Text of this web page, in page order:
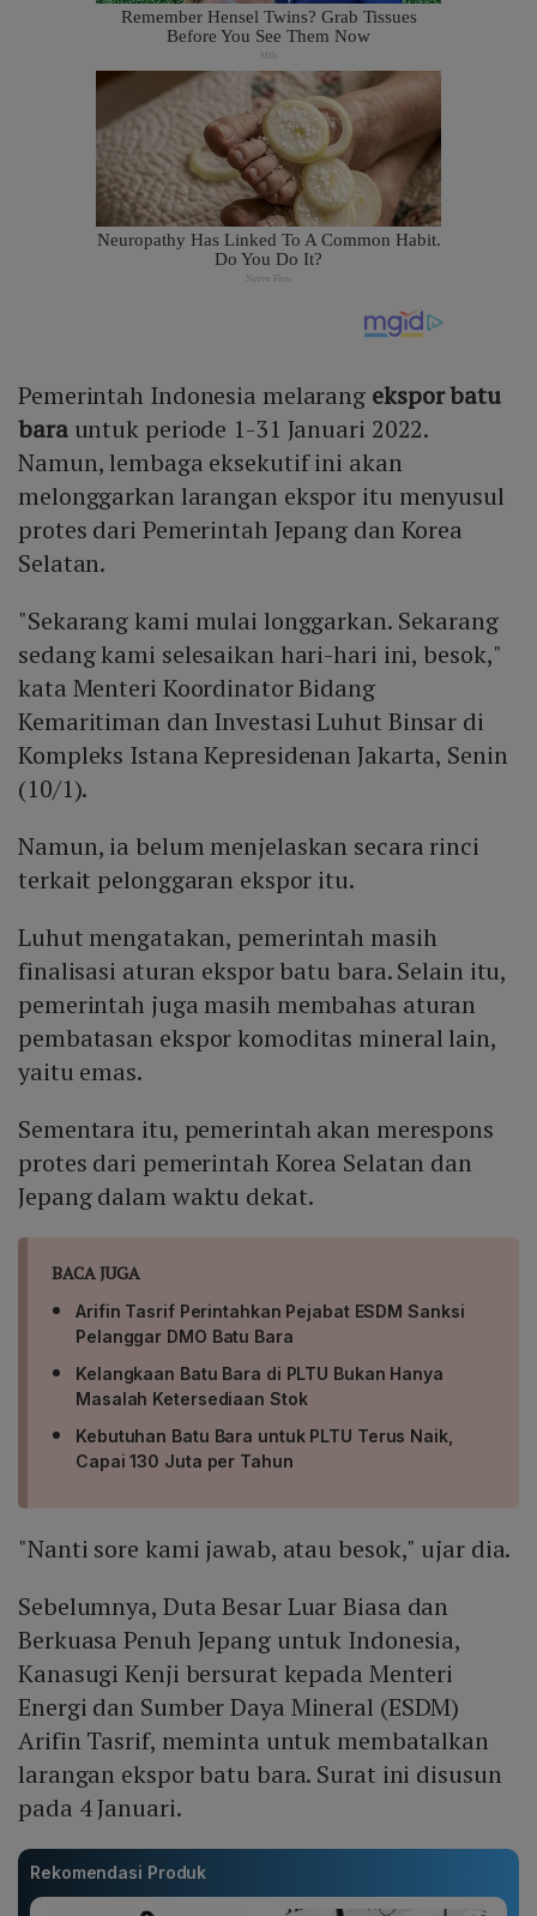
Pemerintah Indonesia melarang ekspor batu
bara untuk periode 1-31 Januari 2022.
Namun, lembaga eksekutif ini akan
melonggarkan larangan ekspor itu menyusul
protes dari Pemerintah Jepang dan Korea
Selatan.
"Sekarang kami mulai longgarkan. Sekarang
sedang kami selesaikan hari-hari ini, besok,"
kata Menteri Koordinator Bidang
Kemaritiman dan Investasi Luhut Binsar di
Kompleks Istana Kepresidenan Jakarta, Senin
(10/1).
Namun, ia belum menjelaskan secara rinci
terkait pelonggaran ekspor itu.
Luhut mengatakan, pemerintah masih
finalisasi aturan ekspor batu bara. Selain itu,
pemerintah juga masih membahas aturan
pembatasan ekspor komoditas mineral lain,
yaitu emas.
Sementara itu, pemerintah akan merespons
protes dari pemerintah Korea Selatan dan
Jepang dalam waktu dekat.
BACA JUGA
Arifin Tasrif Perintahkan Pejabat ESDM Sanksi
Pelanggar DMO Batu Bara
Kelangkaan Batu Bara di PLTU Bukan Hanya
Masalah Ketersediaan Stok
Kebutuhan Batu Bara untuk PLTU Terus Naik,
Capai 130 Juta per Tahun
"Nanti sore kami jawab, atau besok," ujar dia.
Sebelumnya, Duta Besar Luar Biasa dan
Berkuasa Penuh Jepang untuk Indonesia,
Kanasugi Kenji bersurat kepada Menteri
Energi dan Sumber Daya Mineral (ESDM)
Arifin Tasrif, meminta untuk membatalkan
larangan ekspor batu bara. Surat ini disusun
pada 4 Januari.
Rekomendasi Produk